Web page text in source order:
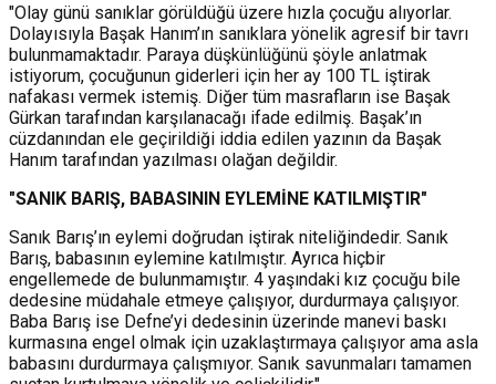
"Olay günü sanıklar görüldüğü üzere hızla çocuğu alıyorlar.
Dolayısıyla Başak Hanım’ın sanıklara yönelik agresif bir tavrı
bulunmamaktadır. Paraya düşkünlüğünü şöyle anlatmak
istiyorum, çocuğunun giderleri için her ay 100 TL iştirak
nafakası vermek istemiş. Diğer tüm masrafların ise Başak
Gürkan tarafından karşılanacağı ifade edilmiş. Başak’ın
cüzdanından ele geçirildiği iddia edilen yazının da Başak
Hanım tarafından yazılması olağan değildir.
"SANIK BARIŞ, BABASININ EYLEMİNE KATILMIŞTIR"
Sanık Barış’ın eylemi doğrudan iştirak niteliğindedir. Sanık
Barış, babasının eylemine katılmıştır. Ayrıca hiçbir
engellemede de bulunmamıştır. 4 yaşındaki kız çocuğu bile
dedesine müdahale etmeye çalışıyor, durdurmaya çalışıyor.
Baba Barış ise Defne’yi dedesinin üzerinde manevi baskı
kurmasına engel olmak için uzaklaştırmaya çalışıyor ama asla
babasını durdurmaya çalışmıyor. Sanık savunmaları tamamen